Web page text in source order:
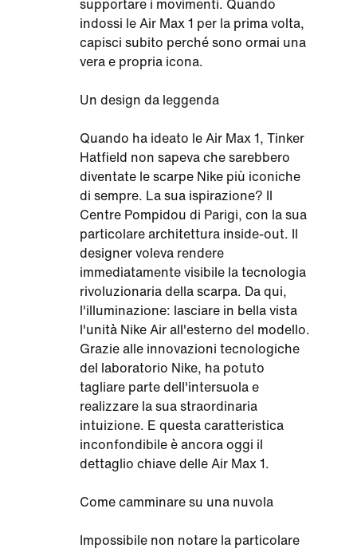
supportare i movimenti. Quando
indossi le Air Max 1 per la prima volta,
capisci subito perché sono ormai una
vera e propria icona.
Un design da leggenda
Quando ha ideato le Air Max 1, Tinker
Hatfield non sapeva che sarebbero
diventate le scarpe Nike più iconiche
di sempre. La sua ispirazione? Il
Centre Pompidou di Parigi, con la sua
particolare architettura inside-out. Il
designer voleva rendere
immediatamente visibile la tecnologia
rivoluzionaria della scarpa. Da qui,
l'illuminazione: lasciare in bella vista
l'unità Nike Air all'esterno del modello.
Grazie alle innovazioni tecnologiche
del laboratorio Nike, ha potuto
tagliare parte dell'intersuola e
realizzare la sua straordinaria
intuizione. E questa caratteristica
inconfondibile è ancora oggi il
dettaglio chiave delle Air Max 1.
Come camminare su una nuvola
Impossibile non notare la particolare